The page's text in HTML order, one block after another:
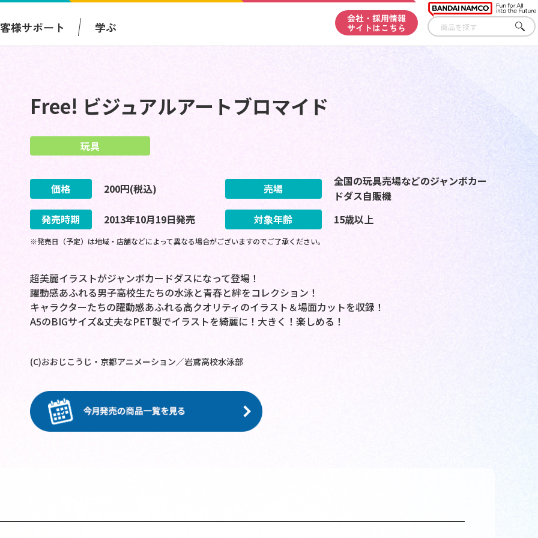
様サポート 学ぶ
会社・採用情報
サイトはこちら
さが
す
Free! ビジュアルアートブロマイド
玩具
価格 200円(税込) 売場
全国の玩具売場などのジャンボカー
ドダス自販機
発売時期
2013年10月19日発売 対象年齢 15歳以上
※発売日（予定）は地域・店舗などによって異なる場合がございますのでご了承ください。
超美麗イラストがジャンボカードダスになって登場！
躍動感あふれる男子高校生たちの水泳と青春と絆をコレクション！
キャラクターたちの躍動感あふれる高クオリティのイラスト＆場面カットを収録！
A5のBIGサイズ&丈夫なPET製でイラストを綺麗に！大きく！楽しめる！
(C)おおじこうじ・京都アニメーション／岩鳶高校水泳部